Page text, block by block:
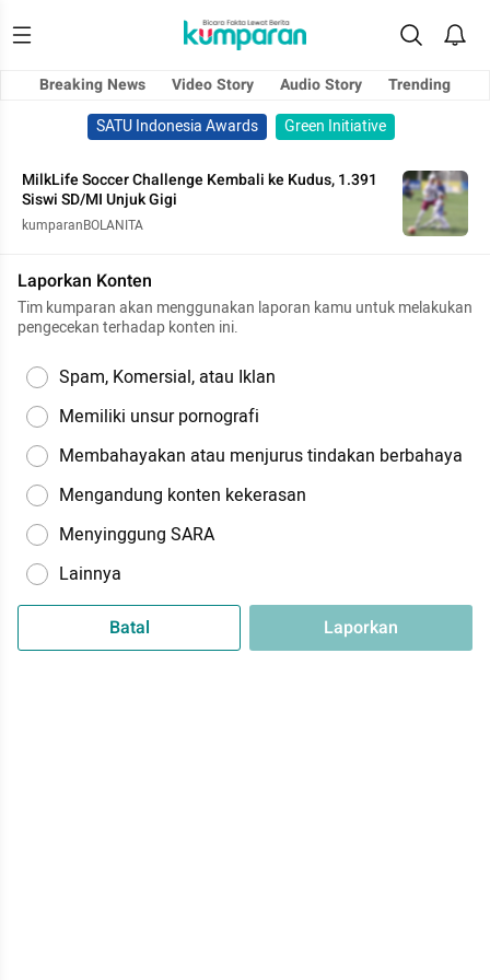
Breaking News Video Story Audio Story
Trending
SATU Indonesia Awards
Green Initiative
MilkLife Soccer Challenge Kembali ke Kudus, 1.391
Siswi SD/MI Unjuk Gigi
kumparanBOLANITA
Laporkan Konten
Tim kumparan akan menggunakan laporan kamu untuk melakukan
pengecekan terhadap konten ini.
Spam, Komersial, atau Iklan
Memiliki unsur pornografi
Membahayakan atau menjurus tindakan berbahaya
Mengandung konten kekerasan
Menyinggung SARA
Lainnya
Batal Laporkan